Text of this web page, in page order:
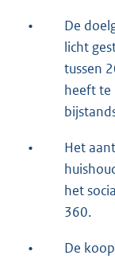
•
De
licht
tussen
heeft te
•
Het
het
360.
•
De